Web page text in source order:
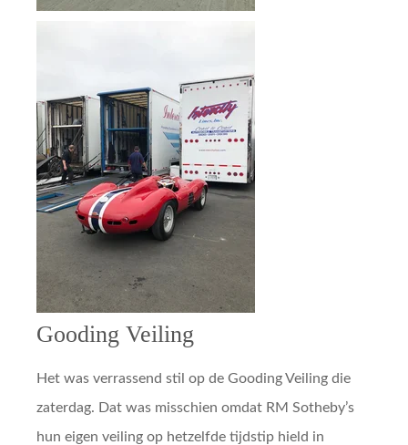
Gooding Veiling
Het was verrassend stil op de Gooding Veiling die
zaterdag. Dat was misschien omdat RM Sotheby’s
hun eigen veiling op hetzelfde tijdstip hield in